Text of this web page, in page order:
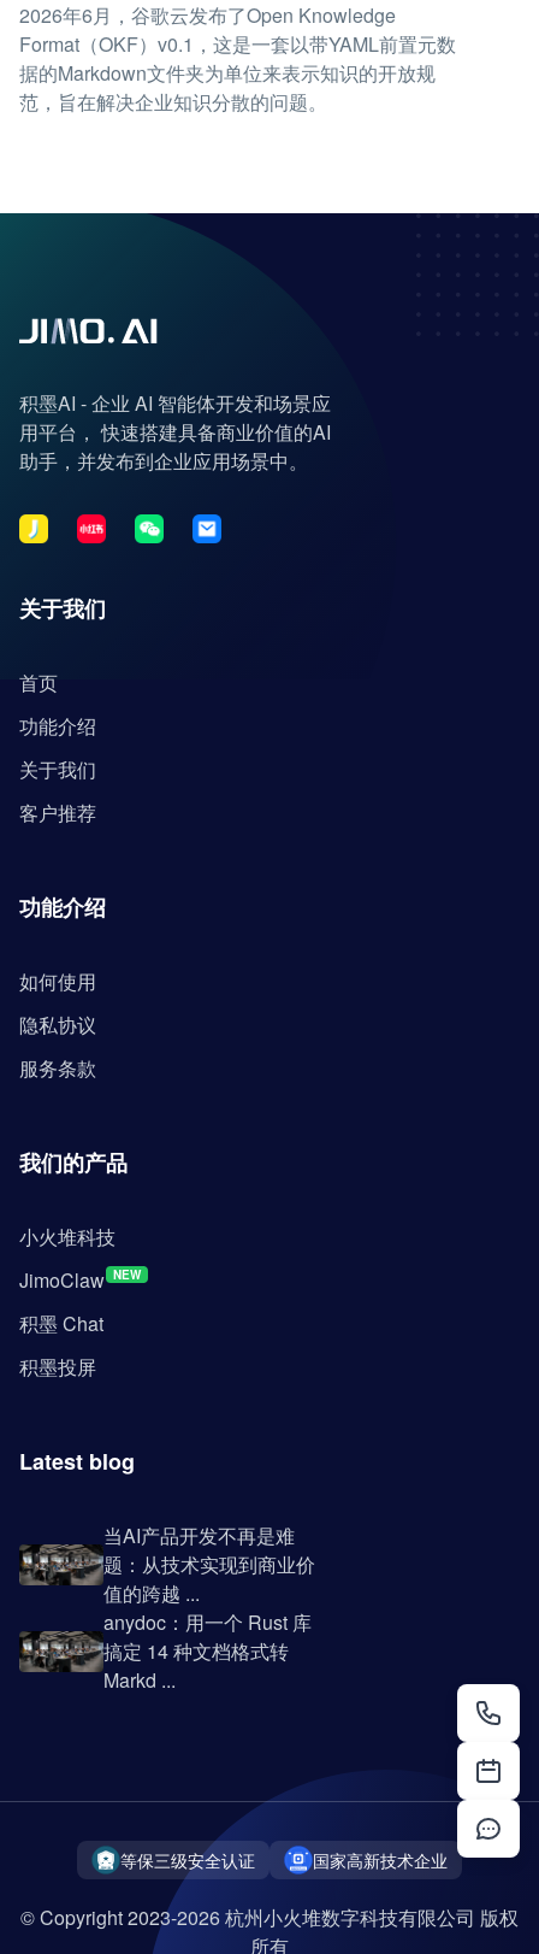
2026年6月，谷歌云发布了Open Knowledge
Format（OKF）v0.1，这是一套以带YAML前置元数
据的Markdown文件夹为单位来表示知识的开放规
范，旨在解决企业知识分散的问题。
积墨AI - 企业 AI 智能体开发和场景应
用平台， 快速搭建具备商业价值的AI
助手，并发布到企业应用场景中。
关于我们
首页
功能介绍
关于我们
客户推荐
功能介绍
如何使用
隐私协议
服务条款
我们的产品
小火堆科技
JimoClaw NEW
积墨 Chat
积墨投屏
Latest blog
当AI产品开发不再是难
题：从技术实现到商业价
值的跨越 ...
anydoc：用一个 Rust 库
搞定 14 种文档格式转
Markd ...
等保三级安全认证 国家高新技术企业
© Copyright 2023-2026 杭州小火堆数字科技有限公司 版权
所有